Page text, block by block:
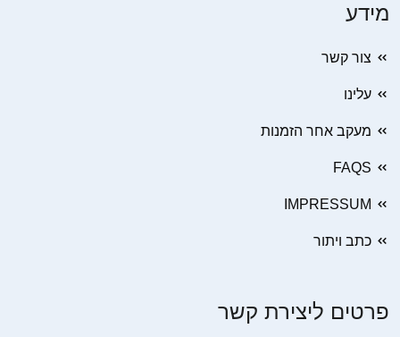
מידע
צור קשר
עלינו
מעקב אחר הזמנות
FAQS
IMPRESSUM
כתב ויתור
פרטים ליצירת קשר